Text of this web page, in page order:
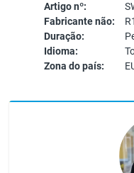
Artigo nº:
Fabricante não:
Duração:
Idioma:
Zona do país: